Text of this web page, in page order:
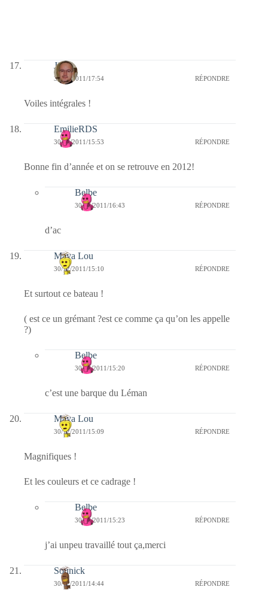
Jj
30/12/2011/17:54 RÉPONDRE
Voiles intégrales !
EmilieRDS
30/12/2011/15:53 RÉPONDRE
Bonne fin d’année et on se retrouve en 2012!
Belbe
30/12/2011/16:43 RÉPONDRE
d’ac
Maya Lou
30/12/2011/15:10 RÉPONDRE
Et surtout ce bateau !
( est ce un grémant ?est ce comme ça qu’on les appelle
?)
Belbe
30/12/2011/15:20 RÉPONDRE
c’est une barque du Léman
Maya Lou
30/12/2011/15:09 RÉPONDRE
Magnifiques !
Et les couleurs et ce cadrage !
Belbe
30/12/2011/15:23 RÉPONDRE
j’ai unpeu travaillé tout ça,merci
Sounick
30/12/2011/14:44 RÉPONDRE